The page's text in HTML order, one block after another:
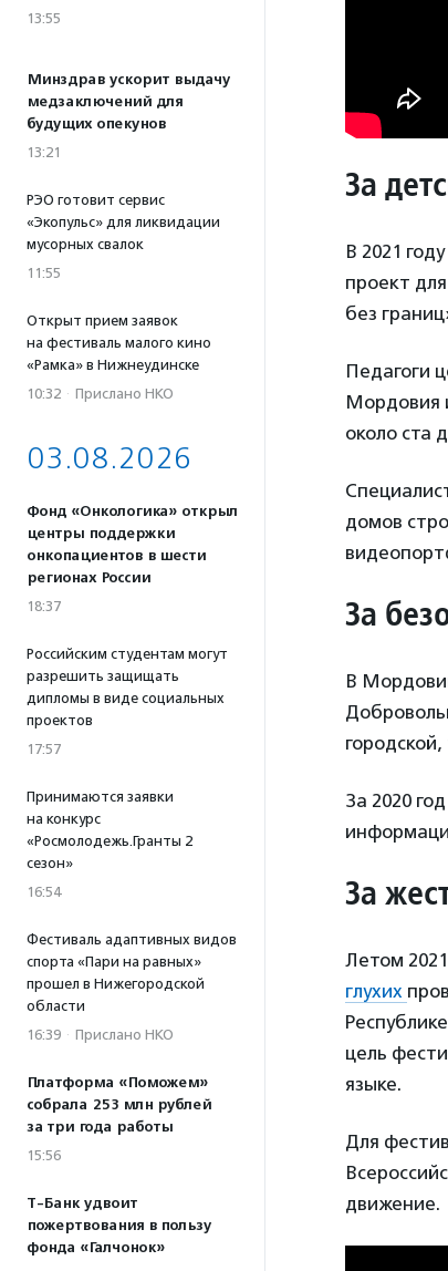
13:55
Минздрав ускорит выдачу
медзаключений для
будущих опекунов
13:21
РЭО готовит сервис
«Экопульс» для ликвидации
мусорных свалок
11:55
Открыт прием заявок
на фестиваль малого кино
«Рамка» в Нижнеудинске
10:32 · Прислано НКО
03.08.2026
Фонд «Онкологика» открыл
центры поддержки
онкопациентов в шести
регионах России
18:37
Российским студентам могут
разрешить защищать
дипломы в виде социальных
проектов
17:57
Принимаются заявки
на конкурс
«Росмолодежь.Гранты 2
сезон»
16:54
Фестиваль адаптивных видов
спорта «Пари на равных»
прошел в Нижегородской
области
16:39 · Прислано НКО
Платформа «Поможем»
собрала 253 млн рублей
за три года работы
15:56
Т-Банк удвоит
пожертвования в пользу
фонда «Галчонок»
За
В 2021
проект
без
Педагоги
Мордовия
около ста
домов
За
В
За 2020
За
Летом
глухих
цель
языке.
Для
движение.